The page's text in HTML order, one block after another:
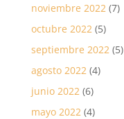
noviembre 2022 (7)
octubre 2022 (5)
septiembre 2022 (5)
agosto 2022 (4)
junio 2022 (6)
mayo 2022 (4)